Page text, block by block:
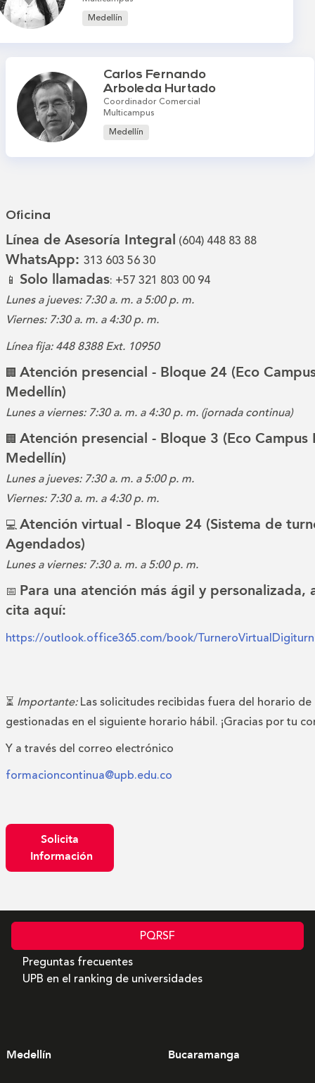
Medellín
Carlos Fernando
Arboleda Hurtado
Coordinador Comercial
Multicampus
Medellín
Oficina
Línea de Asesoría Integral (604) 448 83 88
WhatsApp: 313 603 56 30
📱 Solo llamadas: +57 321 803 00 94
Lunes a jueves: 7:30 a. m. a 5:00 p. m.
Viernes: 7:30 a. m. a 4:30 p. m.
Línea fija: 448 8388 Ext. 10950
🏢 Atención presencial - Bloque 24 (Eco
Medellín)
Lunes a viernes: 7:30 a. m. a 4:30 p. m. (jornada continua)
🏢 Atención presencial - Bloque 3 (Eco Campus
Medellín)
Lunes a jueves: 7:30 a. m. a 5:00 p. m.
Viernes: 7:30 a. m. a 4:30 p. m.
💻Atención virtual - Bloque 24 (Sistema de
Agendados)
Lunes a viernes: 7:30 a. m. a 5:00 p. m.
📅 Para una atención más ágil y personalizada,
cita aquí:
https://outlook.office365.com/book/
⏳ Importante:Las solicitudes recibidas fuera del horario de
gestionadas en el siguiente horario hábil. ¡Gracias por tu
Y a través del correo electrónico
formacioncontinua@upb.edu.co
Solicita
Información
PQRSF
Preguntas frecuentes
UPB en el ranking de universidades
Medellín Bucaramanga